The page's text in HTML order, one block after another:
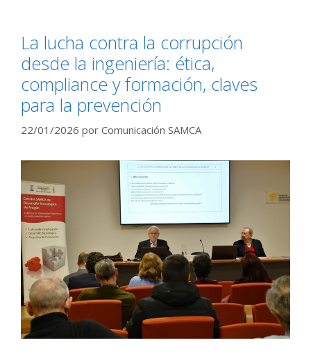
La lucha contra la corrupción
desde la ingeniería: ética,
compliance y formación, claves
para la prevención
22/01/2026 por Comunicación SAMCA